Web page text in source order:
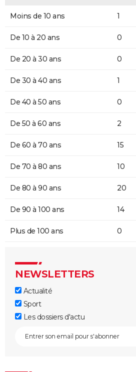
Moins de 10 ans 1
De 10 à 20 ans 0
De 20 à 30 ans 0
De 30 à 40 ans 1
De 40 à 50 ans 0
De 50 à 60 ans 2
De 60 à 70 ans 15
De 70 à 80 ans 10
De 80 à 90 ans 20
De 90 à 100 ans 14
Plus de 100 ans 0
NEWSLETTERS
Actualité
Sport
Les dossiers d'actu